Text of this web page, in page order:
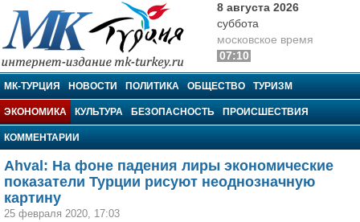
МК-Турция
8 августа 2026
суббота
московское время
07:10
МК-ТУРЦИЯ НОВОСТИ ПОЛИТИКА ОБЩЕСТВО ТУРИЗМ
ЭКОНОМИКА КУЛЬТУРА БЕЗОПАСНОСТЬ ПРОИСШЕСТВИЯ
КОММЕНТАРИИ
Ahval: На фоне падения лиры экономические
показатели Турции рисуют неоднозначную
картину
25 февраля 2020, 17:03